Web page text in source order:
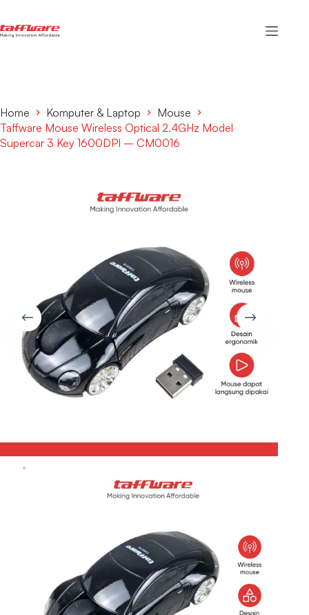
Home Komputer & Laptop
Mouse
Taffware Mouse Wireless Optical 2.4GHz Model
Supercar 3 Key 1600DPI – CM0016